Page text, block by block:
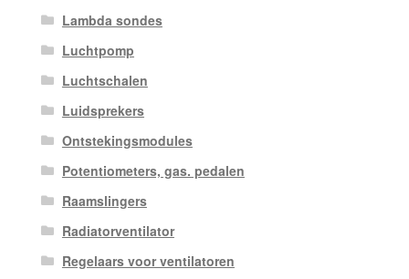
Lambda sondes
Luchtpomp
Luchtschalen
Luidsprekers
Ontstekingsmodules
Potentiometers, gas. pedalen
Raamslingers
Radiatorventilator
Regelaars voor ventilatoren